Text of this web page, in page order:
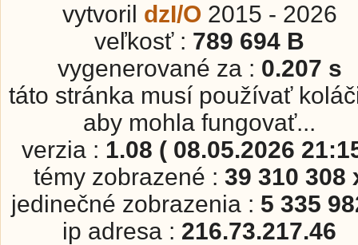
vytvoril dzI/O 2015 - 2026
veľkosť : 789 694 B
vygenerované za : 0.207 s
táto stránka musí používať
aby mohla fungovať...
verzia : 1.08 ( 08.05.2026
témy zobrazené : 39 310 308
jedinečné zobrazenia : 5 335
ip adresa : 216.73.217.46